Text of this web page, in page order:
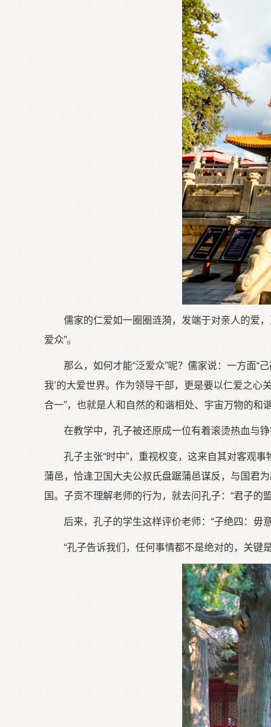
儒家的仁爱如一圈圈涟漪，发端于对亲人的爱
爱众”。
那么，如何才能“泛爱众”呢？儒家说：一方面“
我’的大爱世界。作为领导干部，更是要以仁爱之心
合一”，也就是人和自然的和谐相处、宇宙万物的和谐
在教学中，孔子被还原成一位有着滚烫热血与铮
孔子主张“时中”，重视权变，这来自其对客观
蒲邑，恰逢卫国大夫公叔氏盘踞蒲邑谋反，与国君
国。子贡不理解老师的行为，就去问孔子：“君子的
后来，孔子的学生这样评价老师：“子绝四：毋
“孔子告诉我们，任何事情都不是绝对的，关键